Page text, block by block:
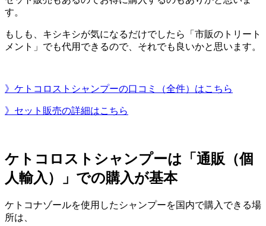
す。
もしも、キシキシが気になるだけでしたら「市販のトリート
メント」でも代用できるので、それでも良いかと思います。
》ケトコロストシャンプーの口コミ（全件）はこちら
》セット販売の詳細はこちら
ケトコロストシャンプーは「通販（個
人輸入）」での購入が基本
ケトコナゾールを使用したシャンプーを国内で購入できる場
所は、